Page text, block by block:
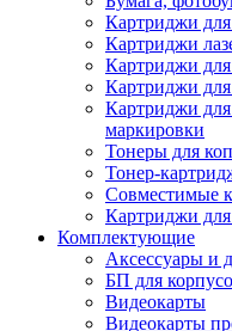
Картриджи
Картриджи
Картриджи
Картриджи
Картриджи
маркировки
Тонеры для
Тонер-
Совместимые
Картриджи
Комплектующие
Аксессуары и
БП для
Видеокарты
Видеокарты